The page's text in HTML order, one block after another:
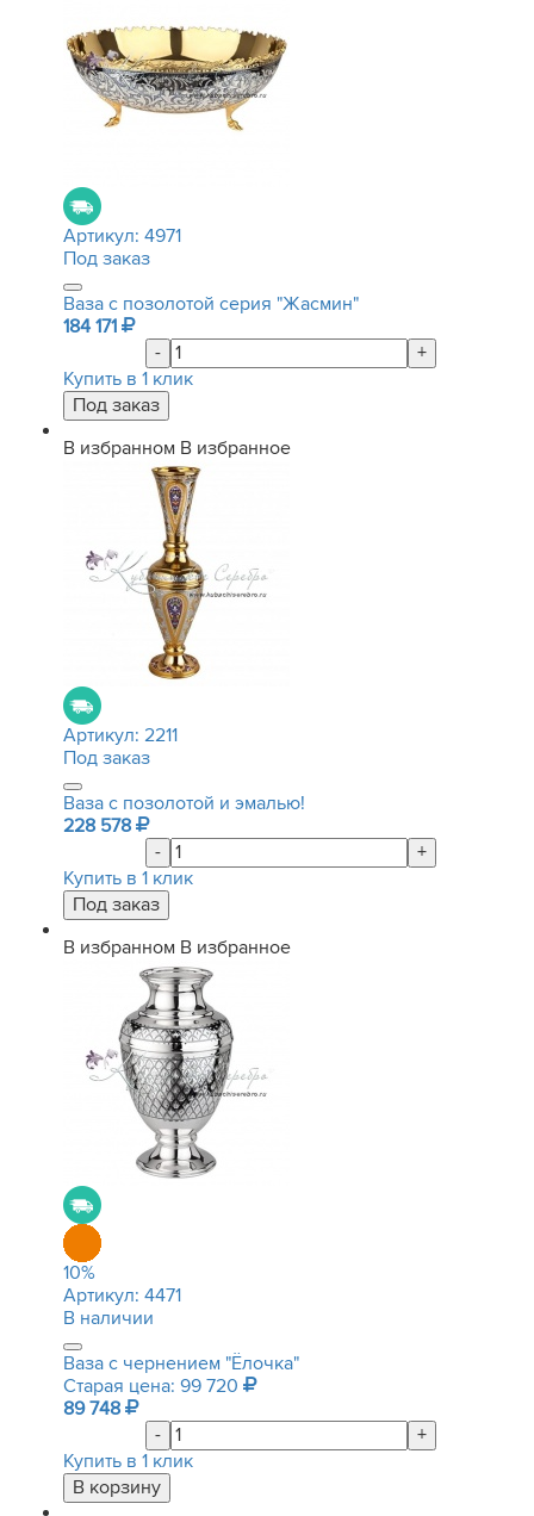
Артикул: 4971
Под заказ
Ваза с позолотой серия "Жасмин"
184 171
-
+
Купить в 1 клик
В избранном В избранное
Артикул: 2211
Под заказ
Ваза с позолотой и эмалью!
228 578
-
+
Купить в 1 клик
В избранном В избранное
10%
Артикул: 4471
В наличии
Ваза с чернением "Ёлочка"
Старая цена: 99 720
89 748
-
+
Купить в 1 клик